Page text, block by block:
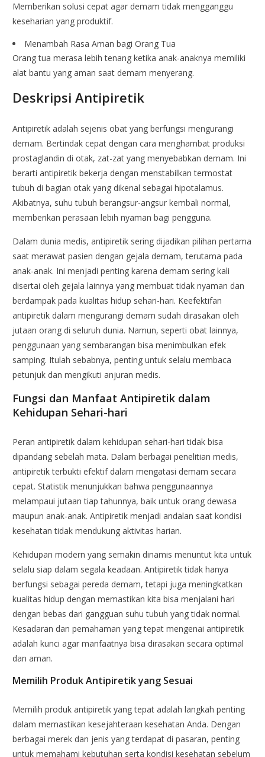
Memberikan solusi cepat agar demam tidak mengganggu
keseharian yang produktif.
Menambah Rasa Aman bagi Orang Tua
Orang tua merasa lebih tenang ketika anak-anaknya memiliki
alat bantu yang aman saat demam menyerang.
Deskripsi Antipiretik
Antipiretik adalah sejenis obat yang berfungsi mengurangi
demam. Bertindak cepat dengan cara menghambat produksi
prostaglandin di otak, zat-zat yang menyebabkan demam. Ini
berarti antipiretik bekerja dengan menstabilkan termostat
tubuh di bagian otak yang dikenal sebagai hipotalamus.
Akibatnya, suhu tubuh berangsur-angsur kembali normal,
memberikan perasaan lebih nyaman bagi pengguna.
Dalam dunia medis, antipiretik sering dijadikan pilihan pertama
saat merawat pasien dengan gejala demam, terutama pada
anak-anak. Ini menjadi penting karena demam sering kali
disertai oleh gejala lainnya yang membuat tidak nyaman dan
berdampak pada kualitas hidup sehari-hari. Keefektifan
antipiretik dalam mengurangi demam sudah dirasakan oleh
jutaan orang di seluruh dunia. Namun, seperti obat lainnya,
penggunaan yang sembarangan bisa menimbulkan efek
samping. Itulah sebabnya, penting untuk selalu membaca
petunjuk dan mengikuti anjuran medis.
Fungsi dan Manfaat Antipiretik dalam
Kehidupan Sehari-hari
Peran antipiretik dalam kehidupan sehari-hari tidak bisa
dipandang sebelah mata. Dalam berbagai penelitian medis,
antipiretik terbukti efektif dalam mengatasi demam secara
cepat. Statistik menunjukkan bahwa penggunaannya
melampaui jutaan tiap tahunnya, baik untuk orang dewasa
maupun anak-anak. Antipiretik menjadi andalan saat kondisi
kesehatan tidak mendukung aktivitas harian.
Kehidupan modern yang semakin dinamis menuntut kita untuk
selalu siap dalam segala keadaan. Antipiretik tidak hanya
berfungsi sebagai pereda demam, tetapi juga meningkatkan
kualitas hidup dengan memastikan kita bisa menjalani hari
dengan bebas dari gangguan suhu tubuh yang tidak normal.
Kesadaran dan pemahaman yang tepat mengenai antipiretik
adalah kunci agar manfaatnya bisa dirasakan secara optimal
dan aman.
Memilih Produk Antipiretik yang Sesuai
Memilih produk antipiretik yang tepat adalah langkah penting
dalam memastikan kesejahteraan kesehatan Anda. Dengan
berbagai merek dan jenis yang terdapat di pasaran, penting
untuk memahami kebutuhan serta kondisi kesehatan sebelum